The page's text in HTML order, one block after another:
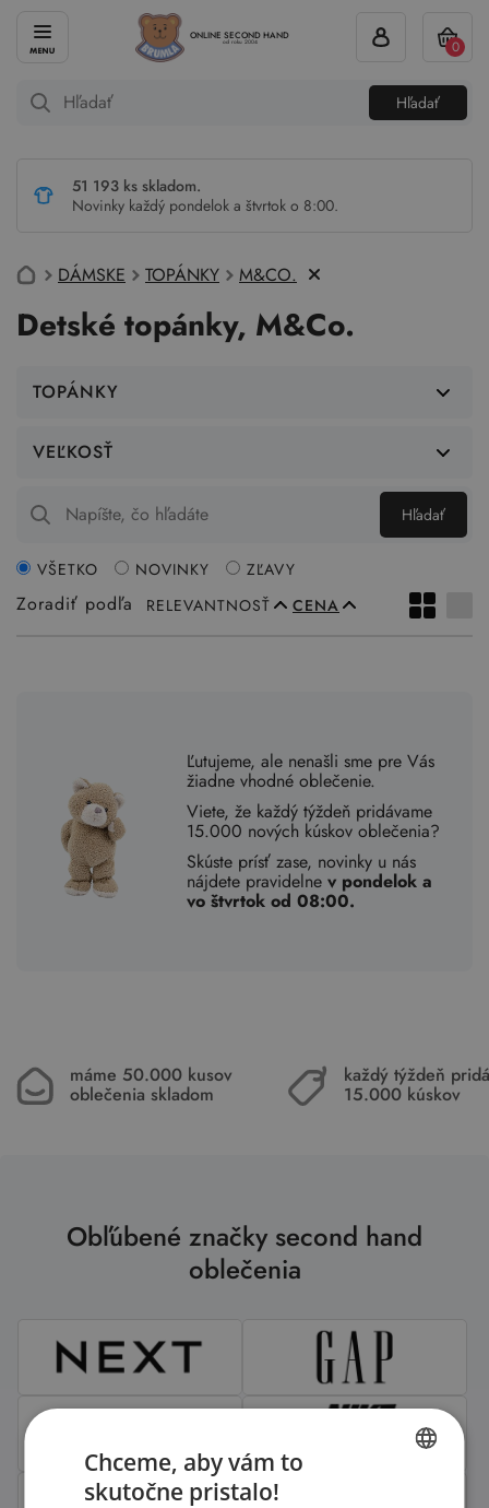
ONLINE SECOND HAND
od roku 2004
Hľadať
0
51 193 ks skladom.
Novinky každý pondelok a štvrtok o 8:00.
DÁMSKE TOPÁNKY M&CO.
Detské topánky, M&Co.
TOPÁNKY
VEĽKOSŤ
Hľadať
Zoradiť podľa RELEVANTNOSŤ CENA
VŠETKO NOVINKY ZĽAVY
Ľutujeme, ale nenašli sme pre Vás
žiadne vhodné oblečenie.
Viete, že každý týždeň pridávame
15.000 nových kúskov oblečenia?
Skúste prísť zase, novinky u nás
nájdete pravidelnev pondelok a
vo štvrtok od 08:00.
máme 50.000 kusov
oblečenia skladom
každý týždeň
15.000 kúskov
Obľúbené značky second hand
oblečenia
Chceme, aby vám to
skutočne pristalo!